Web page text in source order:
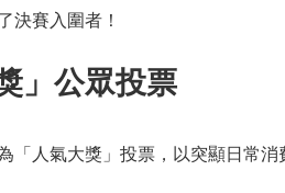
決賽入圍者！
」公眾投票
「人氣大獎」投票，以突顯日常